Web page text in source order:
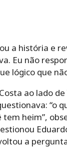
a história e
Eu não
lógico que
ao lado
“o
heim”,
a